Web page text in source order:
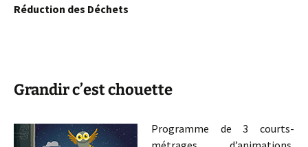
Réduction des Déchets
Grandir c’est chouette
Programme de 3 courts-